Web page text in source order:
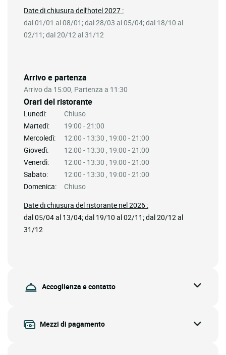
Arrivo e partenza
Arrivo da 15:00, Partenza a 11:30
Orari del ristorante
Lunedì:
Chiuso
Martedì:
19:00 - 21:00
Mercoledì:
12:00 - 13:30 , 19:00 - 21:00
Giovedì:
12:00 - 13:30 , 19:00 - 21:00
Venerdì:
12:00 - 13:30 , 19:00 - 21:00
Sabato:
12:00 - 13:30 , 19:00 - 21:00
Domenica:
Chiuso
Date di chiusura del ristorante nel 2026 :
dal 05/04 al 13/04; dal 19/10 al 02/11; dal 20/12 al
31/12
Date di chiusura dell'hotel 2027 :
dal 01/01 al 08/01; dal 28/03 al 05/04; dal 18/10 al
02/11; dal 20/12 al 31/12
Accoglienza e contatto
Mezzi di pagamento